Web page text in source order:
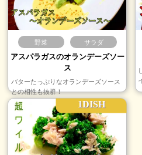
野菜 サラダ
アスパラガスのオランデーズソー
ス
バターたっぷりなオランデーズソース
との相性も抜群！
1DISH